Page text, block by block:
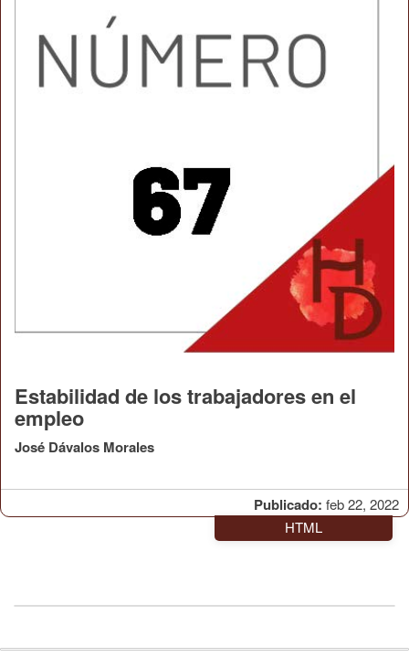
Publicado: feb 22, 2022
Estabilidad de los trabajadores en el
empleo
José Dávalos Morales
HTML